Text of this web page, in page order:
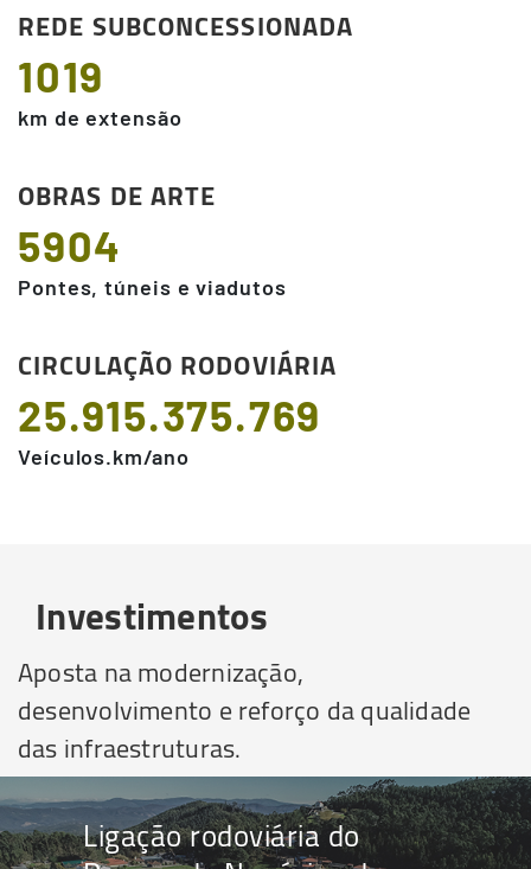
REDE SUBCONCESSIONADA
1019
km de extensão
OBRAS DE ARTE
5904
Pontes, túneis e viadutos
CIRCULAÇÃO RODOVIÁRIA
25.915.375.769
Veículos.km/ano
Investimentos
Aposta na modernização,
desenvolvimento e reforço da qualidade
das infraestruturas.
Ligação rodoviária do